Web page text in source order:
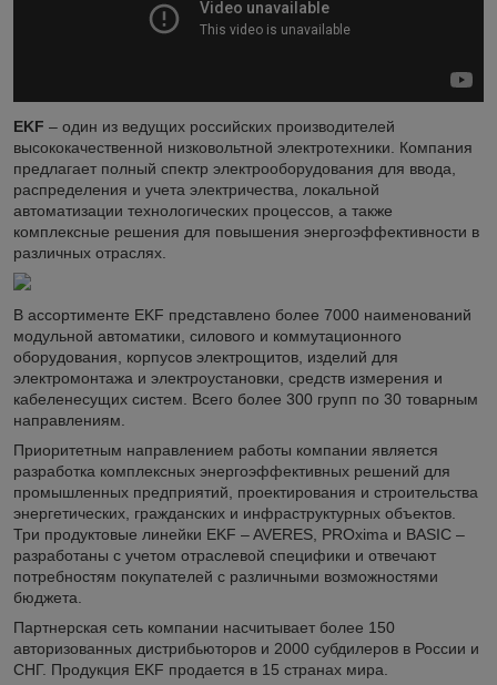
EKF – один из ведущих российских производителей
высококачественной низковольтной электротехники. Компания
предлагает полный спектр электрооборудования для ввода,
распределения и учета электричества, локальной
автоматизации технологических процессов, а также
комплексные решения для повышения энергоэффективности в
различных отраслях.
В ассортименте EKF представлено более 7000 наименований
модульной автоматики, силового и коммутационного
оборудования, корпусов электрощитов, изделий для
электромонтажа и электроустановки, средств измерения и
кабеленесущих систем. Всего более 300 групп по 30 товарным
направлениям.
Приоритетным направлением работы компании является
разработка комплексных энергоэффективных решений для
промышленных предприятий, проектирования и строительства
энергетических, гражданских и инфраструктурных объектов.
Три продуктовые линейки EKF – AVERES, PROxima и BASIC –
разработаны с учетом отраслевой специфики и отвечают
потребностям покупателей с различными возможностями
бюджета.
Партнерская сеть компании насчитывает более 150
авторизованных дистрибьюторов и 2000 субдилеров в России и
СНГ. Продукция EKF продается в 15 странах мира.